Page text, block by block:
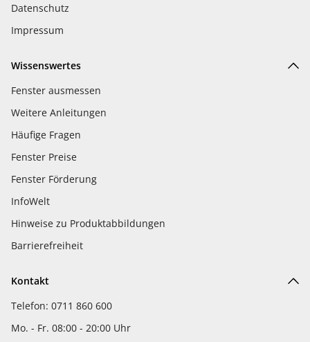
Datenschutz
Impressum
Wissenswertes
Fenster ausmessen
Weitere Anleitungen
Häufige Fragen
Fenster Preise
Fenster Förderung
InfoWelt
Hinweise zu Produktabbildungen
Barrierefreiheit
Kontakt
Telefon: 0711 860 600
Mo. - Fr. 08:00 - 20:00 Uhr